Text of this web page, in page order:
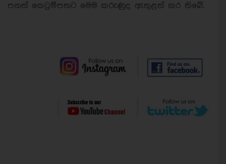
පනත් කෙටුම්පතට මෙම කරුණුද ඇතුළත් කර තිබේ.